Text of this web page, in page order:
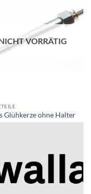
VORRÄTIG
Glühkerze ohne Halter